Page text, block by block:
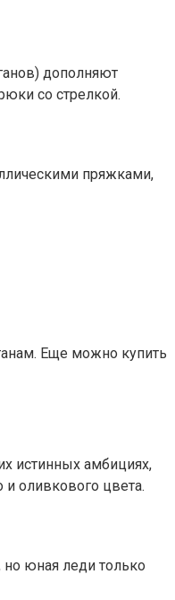
дополняют
со стрелкой.
пряжками,
Еще можно купить
истинных амбициях,
оливкового цвета.
юная леди только